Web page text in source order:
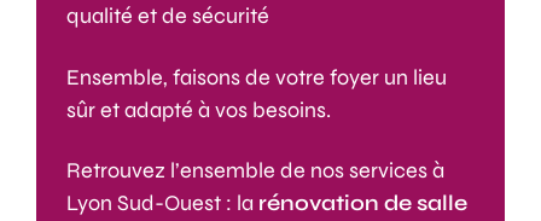
qualité et de sécurité
Ensemble, faisons de votre foyer un lieu
sûr et adapté à vos besoins.
Retrouvez l’ensemble de nos services à
Lyon Sud-Ouest : la rénovation de salle